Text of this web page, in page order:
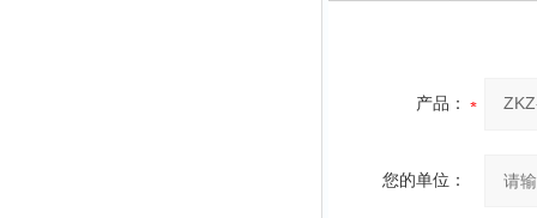
产品：
您的单位：